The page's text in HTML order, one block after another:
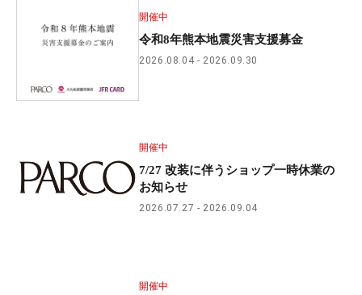
開催中
令和8年熊本地震災害支援募金
2026.08.04 2026.09.30
開催中
7/27 改装に伴うショップ一時休業の
お知らせ
2026.07.27 2026.09.04
開催中